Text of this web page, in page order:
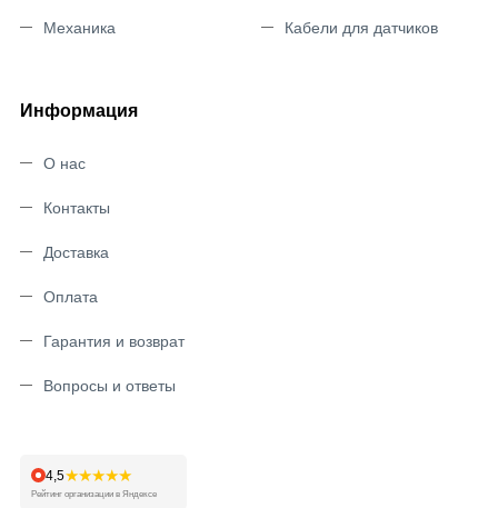
Механика Кабели для датчиков
Информация
О нас
Контакты
Доставка
Оплата
Гарантия и возврат
Вопросы и ответы
4,5★★★★★
Рейтинг организации в Яндексе